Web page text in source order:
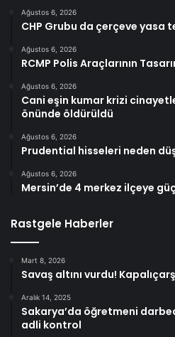
Ağustos 6, 2026
CHP Grubu da çerçeve yasa
Ağustos 6, 2026
RCMP Polis Araçlarının
Ağustos 6, 2026
Cani eşin kumar krizi
önünde öldürüldü
Ağustos 6, 2026
Prudential hisseleri neden
Ağustos 6, 2026
Mersin’de 4 merkez ilçeye
Rastgele Haberler
Mart 8, 2026
Savaş altını vurdu!
Aralık 14, 2025
Sakarya’da öğretmeni
adli kontrol